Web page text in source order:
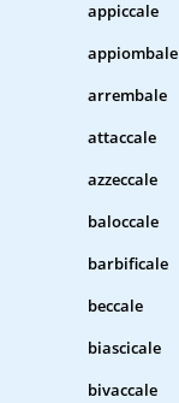
appiccale
appiombale
arrembale
attaccale
azzeccale
baloccale
barbificale
beccale
biascicale
bivaccale